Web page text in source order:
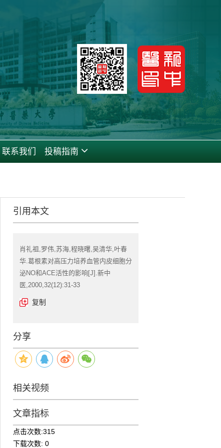
投稿指南
联系我们
引用本文
肖礼祖,罗伟,苏海,程晓曙,吴清华,叶春
华.葛根素对高压力培养血管内皮细胞分
泌NO和ACE活性的影响[J].新中
医,2000,32(12):31-33
复制
分享
相关视频
文章指标
点击次数:315
下载次数: 0